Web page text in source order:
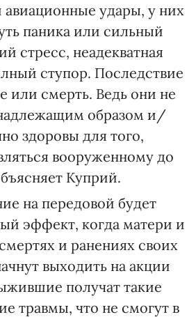
авиационные удары, у них
паника или сильный
стресс, неадекватная
ступор. Последствие
или смерть. Ведь они не
образом и/
здоровы для того,
вооруженному до
Куприй.
на передовой будет
эффект, когда матери и
и ранениях своих
выходить на акции
получат такие
травмы, что не смогут в